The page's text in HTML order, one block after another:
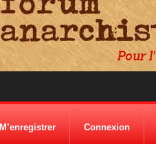
M’enregistrer Connexion